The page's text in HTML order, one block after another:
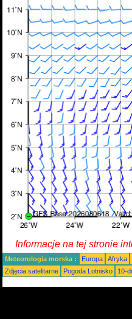
Informacje na tej stronie
Meteorologia morska : Europa Afryka
Zdjęcia satelitarne
Pogoda Lotnisko 10-